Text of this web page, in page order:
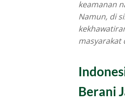
keamanan
Namun, di
masyarakat
Berani